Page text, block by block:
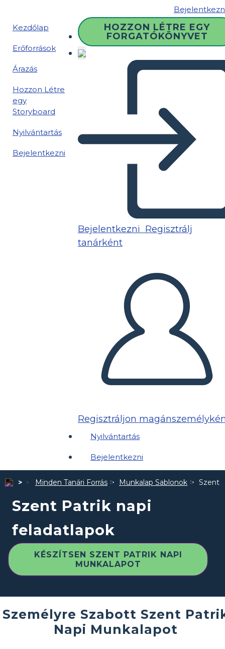
Kezdőlap
Erőforrások
Árazás
Hozzon Létre
egy
Storyboard
Nyilvántartás
Bejelentkezni
HOZZON LÉTRE EGY
FORGATÓKÖNYVET
Bejelentkezni Regisztrálj
tanárként
Regisztráljon
Nyilvántartás
Bejelentkezni
Minden Tanári Forrás Munkalap Sablonok Szent
Szent Patrik napi
feladatlapok
KÉSZÍTSEN SZENT PATRIK NAPI
MUNKALAPOT
Személyre Szabott Szent
Napi Munkalapot